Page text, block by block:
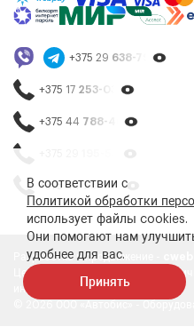
В соответствии с
Политикой обработки
использует файлы cookies.
Они помогают нам
удобнее для вас.
Принять
+375 29 638-79-23
+375 17 253-03-26
+375 44 788-40-13
+375 44 788-25-99
Разработка и продвижение -
Цены на сайте не являются
информативный характер